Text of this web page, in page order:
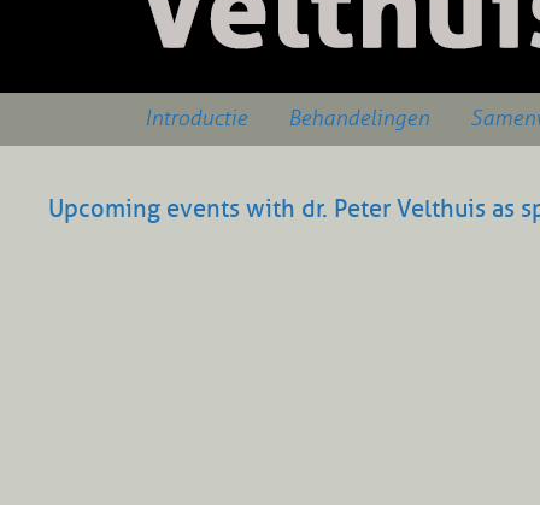
Introductie Behandelingen
Upcoming events with dr. Peter Velthuis as